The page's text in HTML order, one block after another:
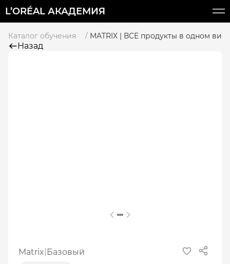
L’ORÉAL АКАДЕМИЯ
Каталог обучения MATRIX | ВСЕ продукты в одном
Назад
Matrix Базовый